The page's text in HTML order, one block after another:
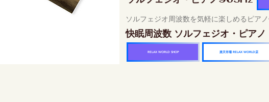
ソルフェジオ周波数を気軽に楽しめるピア
快眠周波数 ソルフェジオ・ピア
RELAX WORLD SHOP 楽天市場 RELAX WORLD店